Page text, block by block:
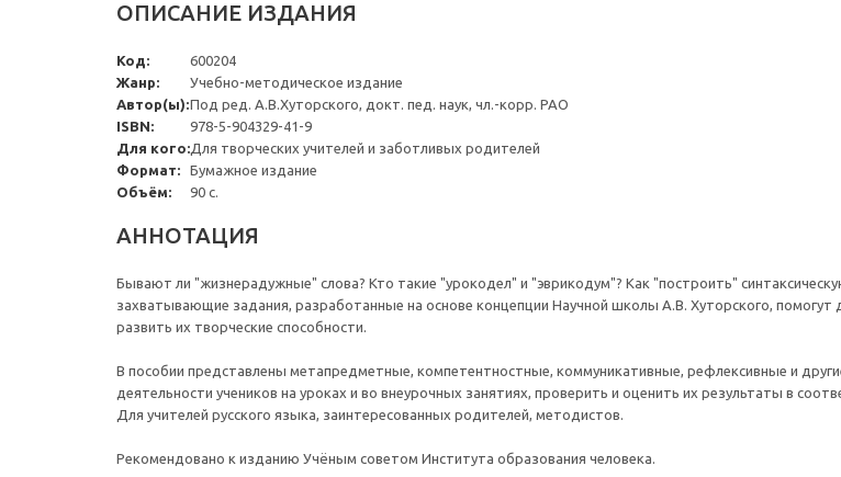
ОПИСАНИЕ ИЗДАНИЯ
Код:
600204
Жанр:
Учебно-методическое издание
Автор(ы):Под ред. А.В.Хуторского, докт. пед. наук, чл.-корр. РАО
ISBN:
978-5-904329-41-9
Для кого:Для творческих учителей и заботливых родителей
Формат:
Бумажное издание
Объём:
90 с.
АННОТАЦИЯ
Бывают ли "жизнерадужные" слова? Кто такие "урокодел" и "эврикодум"? Как "построить"
захватывающие задания, разработанные на основе концепции Научной школы А.В. Хуторского, помогут
развить их творческие способности.
В пособии представлены метапредметные, компетентностные, коммуникативные, рефлексивные и
деятельности учеников на уроках и во внеурочных занятиях, проверить и оценить их результаты в
Для учителей русского языка, заинтересованных родителей, методистов.
Рекомендовано к изданию Учёным советом Института образования человека.